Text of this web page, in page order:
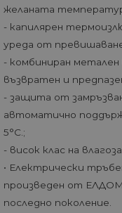
желаната
- капилярен
уреда от
- комбиниран
възвратен и
- защита от
автоматично
5°С.;
- висок клас на
• Електрически
произведен от
последно поколение.